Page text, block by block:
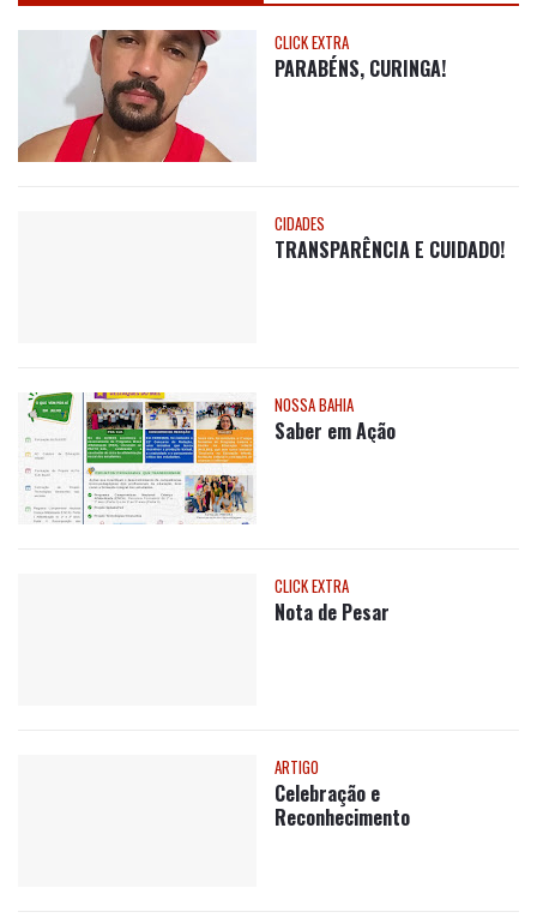
CLICK EXTRA
PARABÉNS, CURINGA!
CIDADES
TRANSPARÊNCIA E CUIDADO!
NOSSA BAHIA
Saber em Ação
CLICK EXTRA
Nota de Pesar
ARTIGO
Celebração e
Reconhecimento